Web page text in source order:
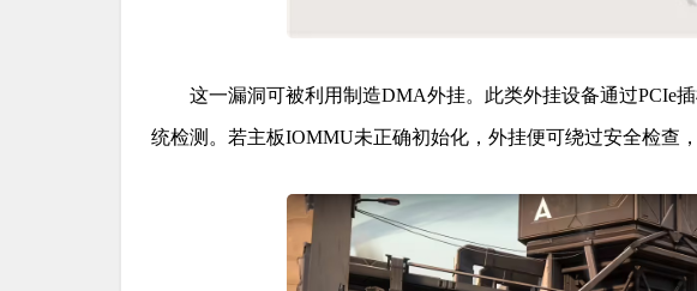
这一漏洞可被利用制造DMA外挂。此类外挂设备通过PCIe
统检测。若主板IOMMU未正确初始化，外挂便可绕过安全检查